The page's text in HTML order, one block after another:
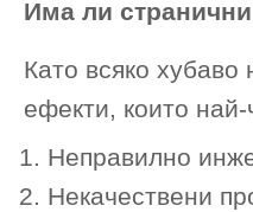
Има ли
Като всяко
ефекти, които
Неправилно
Некачествени